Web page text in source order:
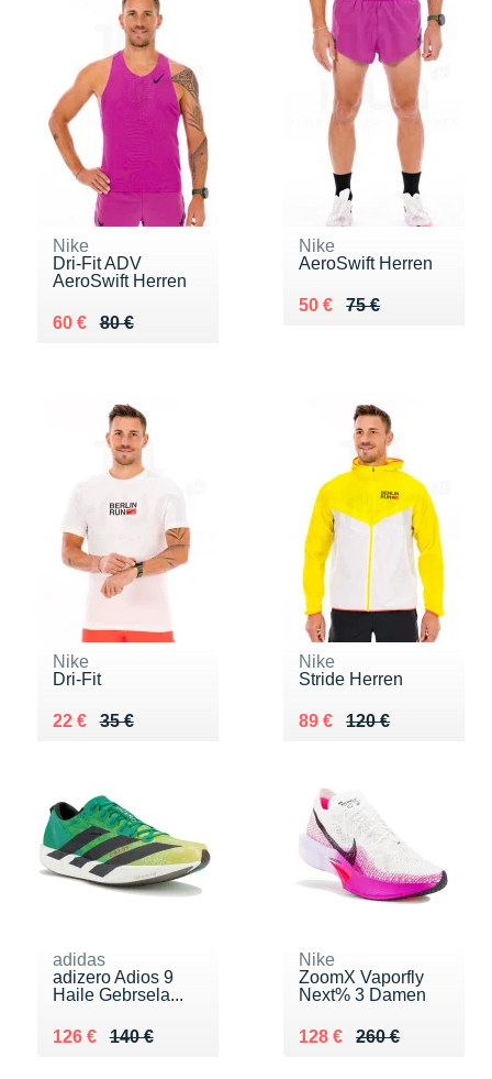
Nike
Dri-Fit ADV
AeroSwift Herren
80 €
Au lieu de 80 €
60 €
Vendu 60 €
Nike
AeroSwift Herren
75 €
Au lieu de 75 €
50 €
Vendu 50 €
Nike
Dri-Fit
35 €
Au lieu de 35 €
22 €
Vendu 22 €
Nike
Stride Herren
120 €
Au lieu de 120 €
89 €
Vendu 89 €
adidas
adizero Adios 9
Haile Gebrsela...
140 €
Au lieu de 140 €
126 €
Vendu 126 €
Nike
ZoomX Vaporfly
Next% 3 Damen
260 €
Au lieu de 260 €
128 €
Vendu 128 €